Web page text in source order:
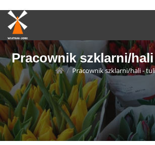
Pracownik szklarni/
/ Pracownik szklarni/hali -